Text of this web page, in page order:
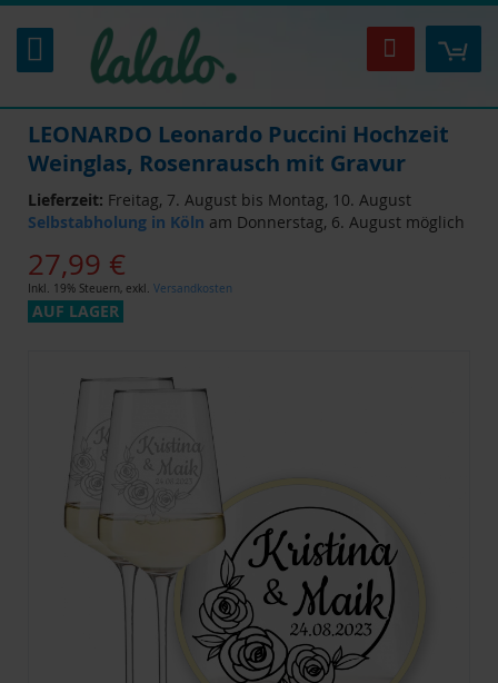
Inhalt
springen
Suche
LEONARDO Leonardo Puccini Hochzeit
Weinglas, Rosenrausch mit Gravur
Lieferzeit: Freitag, 7. August bis Montag, 10. August
Selbstabholung in Köln am Donnerstag, 6. August möglich
27,99 €
Inkl. 19% Steuern, exkl. Versandkosten
AUF LAGER
Bildgalerie